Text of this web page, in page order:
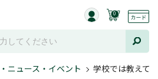
0
ニュース・イベント 学校では教えて